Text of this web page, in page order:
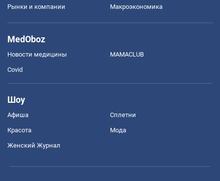
Рынки и компании Mакроэкономика
MedOboz
Новости медицины MAMACLUB
Covid
Шоу
Афиша Сплетни
Красота Мода
Женский Журнал